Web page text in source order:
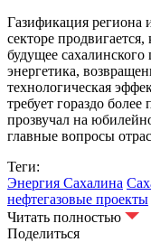
Газификация региона
секторе
будущее
энергетика,
технологическая
требует гораздо более
прозвучал на
главные вопросы
Теги:
Энергия Сахалина
нефтегазовые проекты
Читать полностью
Поделиться